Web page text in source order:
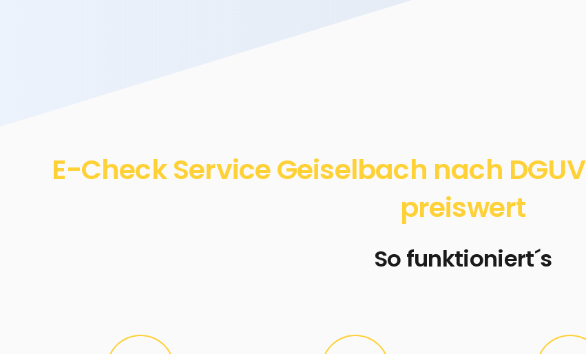
E-Check Service Geiselbach nach
preiswert
So funktioniert´s